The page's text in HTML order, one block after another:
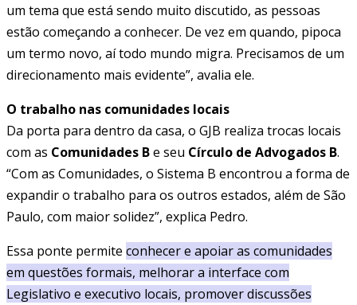
um tema que está sendo muito discutido, as pessoas
estão começando a conhecer. De vez em quando, pipoca
um termo novo, aí todo mundo migra. Precisamos de um
direcionamento mais evidente”, avalia ele.
O trabalho nas comunidades locais
Da porta para dentro da casa, o GJB realiza trocas locais
com as Comunidades Be seu Círculo de Advogados B.
“Com as Comunidades, o Sistema B encontrou a forma de
expandir o trabalho para os outros estados, além de São
Paulo, com maior solidez”, explica Pedro.
Essa ponte permite conhecer e apoiar as comunidades
em questões formais, melhorar a interface com
Legislativo e executivo locais, promover discussões